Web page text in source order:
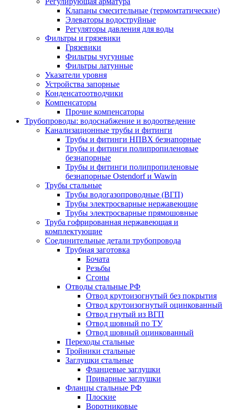
Клапаны смесительные (термомтатические)
Элеваторы водоструйные
Регуляторы давления для воды
Фильтры и грязевики
Грязевики
Фильтры чугунные
Фильтры латунные
Указатели уровня
Устройства запорные
Конденсатоотводчики
Компенсаторы
Прочие компенсаторы
Трубопроводы: водоснабжение и водоотведение
Канализационные трубы и фитинги
Трубы и фитинги НПВХ безнапорные
Трубы и фитинги полипропиленовые
безнапорные
Трубы и фитинги полипропиленовые
безнапорные Ostendorf и Wawin
Трубы стальные
Трубы водогазопроводные (ВГП)
Трубы электросварные нержавеющие
Трубы электросварные прямошовные
Труба гофрированная нержавеющая и
комплектующие
Соединительные детали трубопровода
Трубная заготовка
Бочата
Резьбы
Сгоны
Отводы стальные РФ
Отвод крутоизогнутый без покрытия
Отвод крутоизогнутый оцинкованный
Отвод гнутый из ВГП
Отвод шовный по ТУ
Отвод шовный оцинкованный
Переходы стальные
Тройники стальные
Заглушки стальные
Фланцевые заглушки
Приварные заглушки
Фланцы стальные РФ
Плоские
Воротниковые